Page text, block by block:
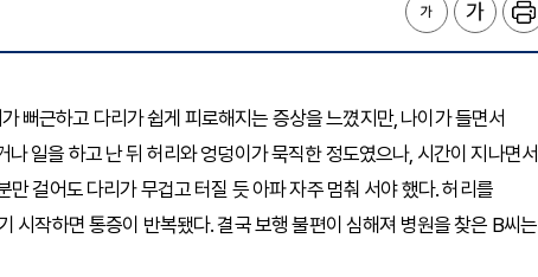
뻐근하고 다리가 쉽게 피로해지는 증상을 느꼈지만, 나이가 들면서
일을 하고 난 뒤 허리와 엉덩이가 묵직한 정도였으나, 시간이 지나면서
걸어도 다리가 무겁고 터질 듯 아파 자주 멈춰 서야 했다. 허리를
시작하면 통증이 반복됐다. 결국 보행 불편이 심해져 병원을 찾은 B씨는